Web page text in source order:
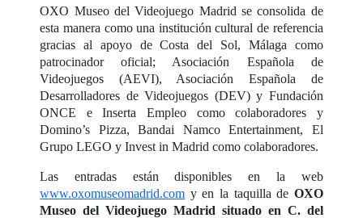
OXO Museo del Videojuego Madrid se consolida de
esta manera como una institución cultural de referencia
gracias al apoyo de Costa del Sol, Málaga como
patrocinador oficial; Asociación Española de
Videojuegos (AEVI), Asociación Española de
Desarrolladores de Videojuegos (DEV) y Fundación
ONCE e Inserta Empleo como colaboradores y
Domino’s Pizza, Bandai Namco Entertainment, El
Grupo LEGO y Invest in Madrid como colaboradores.
Las entradas están disponibles en la web
www.oxomuseomadrid.com y en la taquilla de OXO
Museo del Videojuego Madrid situado en C. del